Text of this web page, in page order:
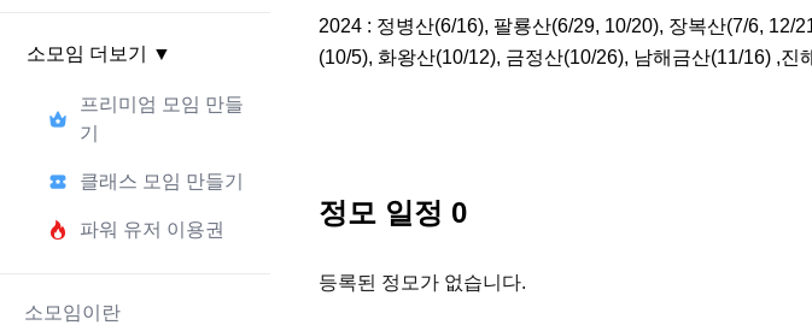
소모임 더보기 ▼
프리미엄 모임 만들
기
클래스 모임 만들기
파워 유저 이용권
소모임이란
2024 : 정병산(6/16), 팔룡산(6/29, 10/20), 장복산(7/6, 12/
(10/5), 화왕산(10/12), 금정산(10/26), 남해금산(11/16) ,진
정모 일정 0
등록된 정모가 없습니다.